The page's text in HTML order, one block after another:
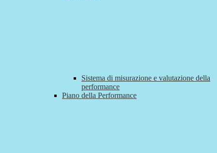
Sistema di misurazione e valutazione della
performance
Piano della Performance